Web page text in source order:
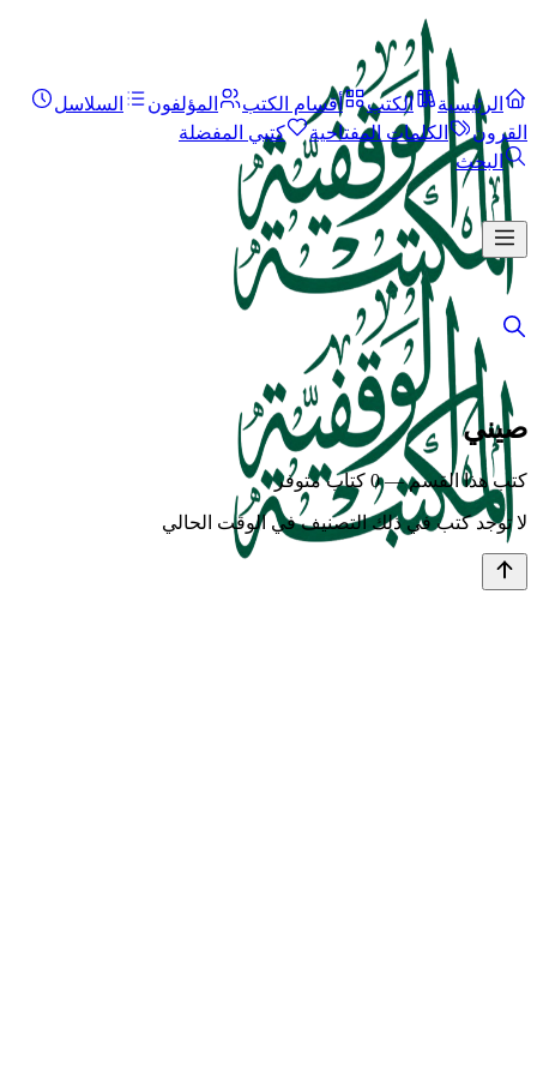
الرئيسية الكتب أقسام الكتب المؤلفون
السلاسل
القرون
الكلمات المفتاحية
كتبي المفضلة
البحث
صيني
كتب هذا القسم — 0 كتاب متوفر
لا توجد كتب في ذلك التصنيف في الوقت الحالي